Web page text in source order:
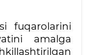
fuqarolarini
amalga